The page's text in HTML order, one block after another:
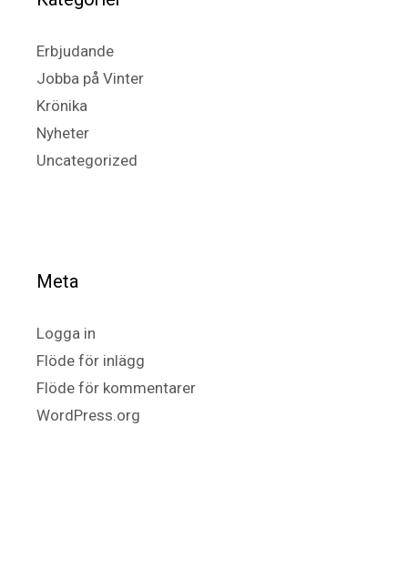
Erbjudande
Jobba på Vinter
Krönika
Nyheter
Uncategorized
Meta
Logga in
Flöde för inlägg
Flöde för kommentarer
WordPress.org